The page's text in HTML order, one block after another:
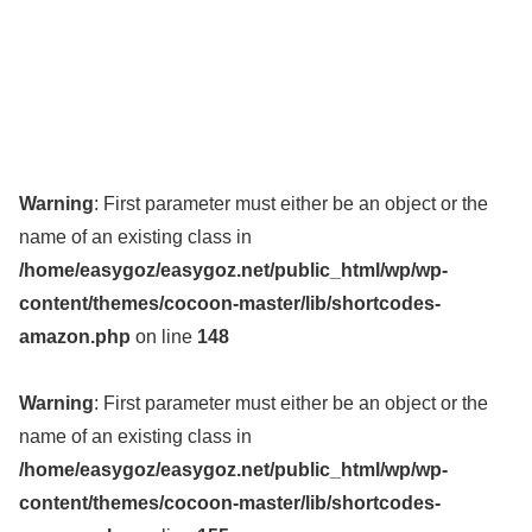
Warning: First parameter must either be an object or the
name of an existing class in
/home/easygoz/easygoz.net/public_html/wp/wp-
content/themes/cocoon-master/lib/shortcodes-
amazon.php on line 148
Warning: First parameter must either be an object or the
name of an existing class in
/home/easygoz/easygoz.net/public_html/wp/wp-
content/themes/cocoon-master/lib/shortcodes-